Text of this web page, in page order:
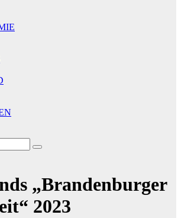
„Brandenburger
2023